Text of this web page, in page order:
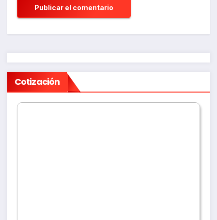
Cotización